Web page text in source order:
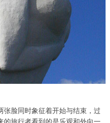
张脸同时象征着开始与结束，过